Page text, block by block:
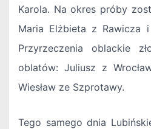
Karola. Na okres próby
Maria Elżbieta z Rawicza i
Przyrzeczenia oblackie
oblatów: Juliusz z
Wiesław ze Szprotawy.
Tego samego dnia